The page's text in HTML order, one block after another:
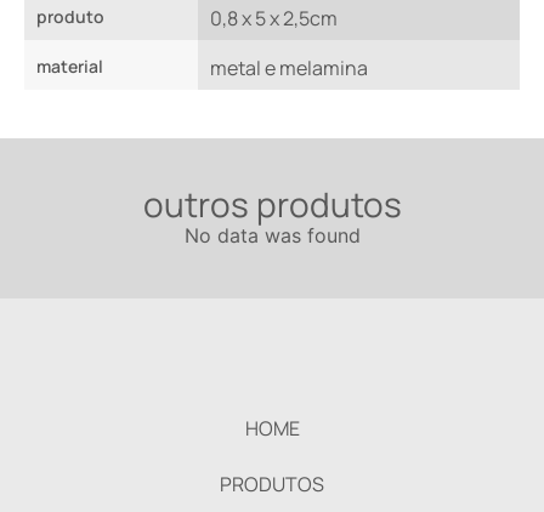
produto 0,8 x 5 x 2,5cm
material metal e melamina
outros produtos
No data was found
HOME
PRODUTOS